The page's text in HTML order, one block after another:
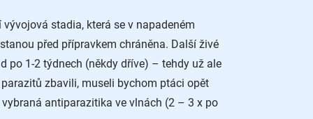
stadia, která se v napadeném
před přípravkem chráněna. Další živé
1-2 týdnech (někdy dříve) – tehdy už ale
zbavili, museli bychom ptáci opět
antiparazitika ve vlnách (2 – 3 x po